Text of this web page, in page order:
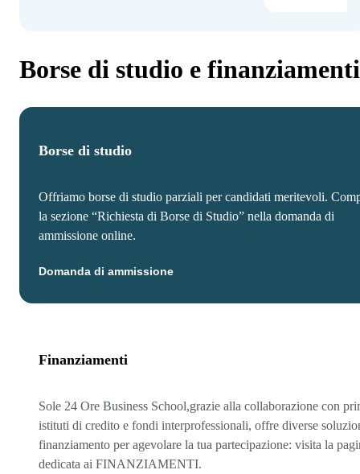
Borse di studio e finanziamenti
Borse di studio
Offriamo borse di studio parziali per candidati meritevoli.
la sezione “Richiesta di Borse di Studio” nella domanda di
ammissione online.
Domanda di ammissione
Finanziamenti
Sole 24 Ore Business School,grazie alla collaborazione con
istituti di credito e fondi interprofessionali, offre diverse
finanziamento per agevolare la tua partecipazione: visita la
dedicata ai FINANZIAMENTI.